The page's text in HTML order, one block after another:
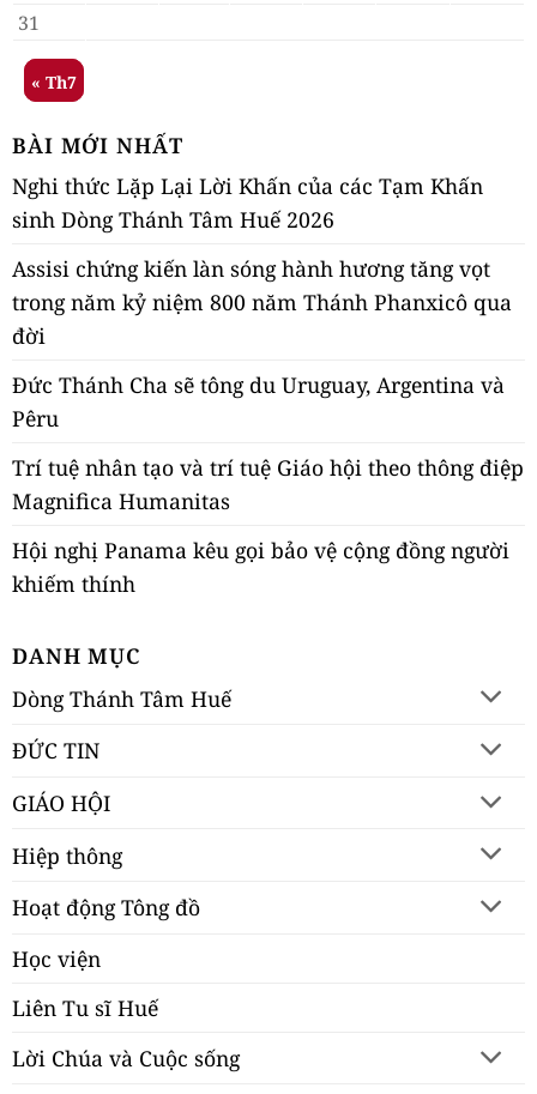
31
« Th7
BÀI MỚI NHẤT
Nghi thức Lặp Lại Lời Khấn của các Tạm Khấn
sinh Dòng Thánh Tâm Huế 2026
Assisi chứng kiến làn sóng hành hương tăng vọt
trong năm kỷ niệm 800 năm Thánh Phanxicô qua
đời
Đức Thánh Cha sẽ tông du Uruguay, Argentina và
Pêru
Trí tuệ nhân tạo và trí tuệ Giáo hội theo thông điệp
Magnifica Humanitas
Hội nghị Panama kêu gọi bảo vệ cộng đồng người
khiếm thính
DANH MỤC
Dòng Thánh Tâm Huế
ĐỨC TIN
GIÁO HỘI
Hiệp thông
Hoạt động Tông đồ
Học viện
Liên Tu sĩ Huế
Lời Chúa và Cuộc sống